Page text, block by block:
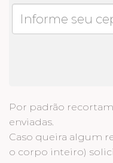
Por padrão
enviadas.
Caso queira algum
o corpo inteiro)